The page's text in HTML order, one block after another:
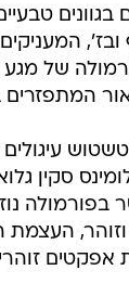
ובז',
של
אור
סקין
בפורמולה
וזוהר,
אפקטים